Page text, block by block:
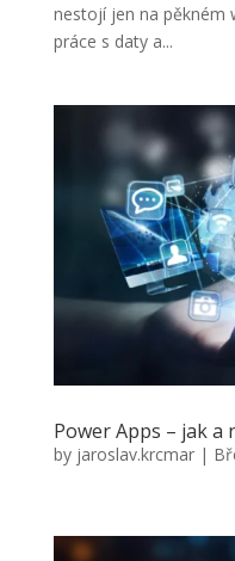
nestojí jen na pěkném
práce s daty a...
Power Apps – jak a
by jaroslav.krcmar|